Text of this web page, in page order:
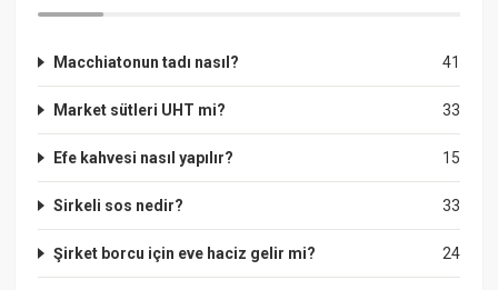
41
Macchiatonun tadı nasıl?
33
Market sütleri UHT mi?
15
Efe kahvesi nasıl yapılır?
33
Sirkeli sos nedir?
24
Şirket borcu için eve haciz gelir mi?